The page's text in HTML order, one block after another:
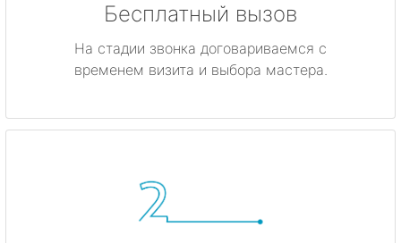
Бесплатный вызов
На стадии звонка договариваемся с
временем визита и выбора мастера.